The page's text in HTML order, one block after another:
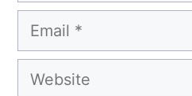
Email
Website